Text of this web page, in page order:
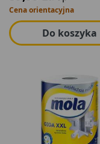
Cena orientacyjna
Do koszyka